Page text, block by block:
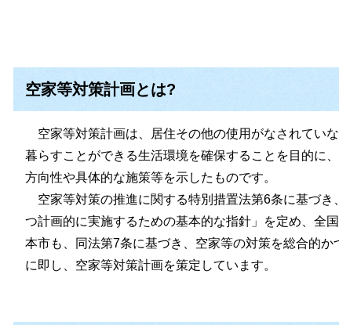
空家等対策計画とは?
空家等対策計画は、居住その他の使用がなされてい
暮らすことができる生活環境を確保することを目的に
方向性や具体的な施策等を示したものです。
空家等対策の推進に関する特別措置法第6条に基づき
つ計画的に実施するための基本的な指針」を定め、全
本市も、同法第7条に基づき、空家等の対策を総合的
に即し、空家等対策計画を策定しています。